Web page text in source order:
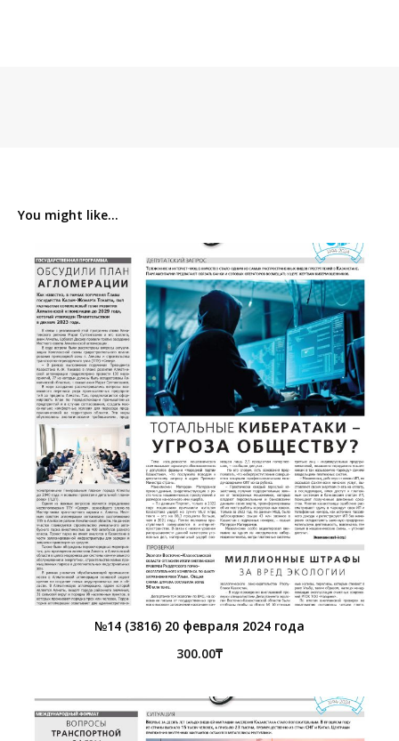
You might like...
№14 (3816) 20 февраля 2024 года
300.00₸